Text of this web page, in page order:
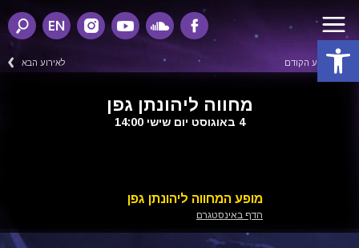
פתח סרגל נגישות
EN
לאירוע הקודם לאירוע הבא
מחווה ליהונתן גפן
4 באוגוסט יום שישי 14:00
מופע המחווה ליהונתן גפן
הדף באינסטגרם